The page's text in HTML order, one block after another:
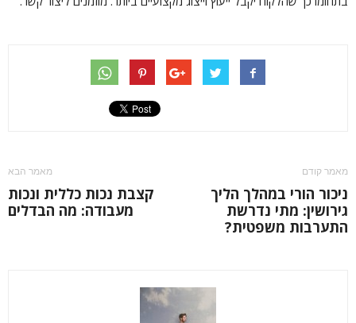
מאמר קודם
ניכור הורי במהלך הליך
גירושין: מתי נדרשת
התערבות משפטית?
מאמר הבא
קצבת נכות כללית ונכות
מעבודה: מה הבדלים